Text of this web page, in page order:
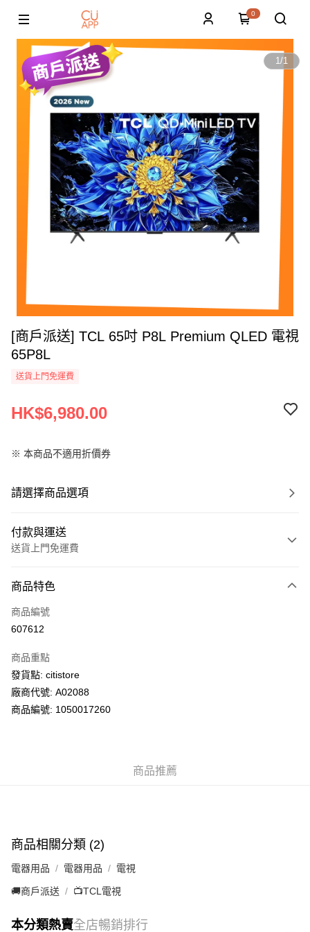
0
1/1
[商戶派送] TCL 65吋 P8L Premium QLED 電視
65P8L
送貨上門免運費
HK$6,980.00
※ 本商品不適用折價券
請選擇商品選項
付款與運送
送貨上門免運費
信用卡
AlipayHK
WeChat Pay
送貨方式
商品特色
商品編號
607612
商品重點
發貨點: citistore
廠商代號: A02088
商品編號: 1050017260
商品推薦
商品相關分類 (2)
電器用品 電器用品 電視
🚚商戶派送 📺TCL電視
本分類熱賣全店暢銷排行